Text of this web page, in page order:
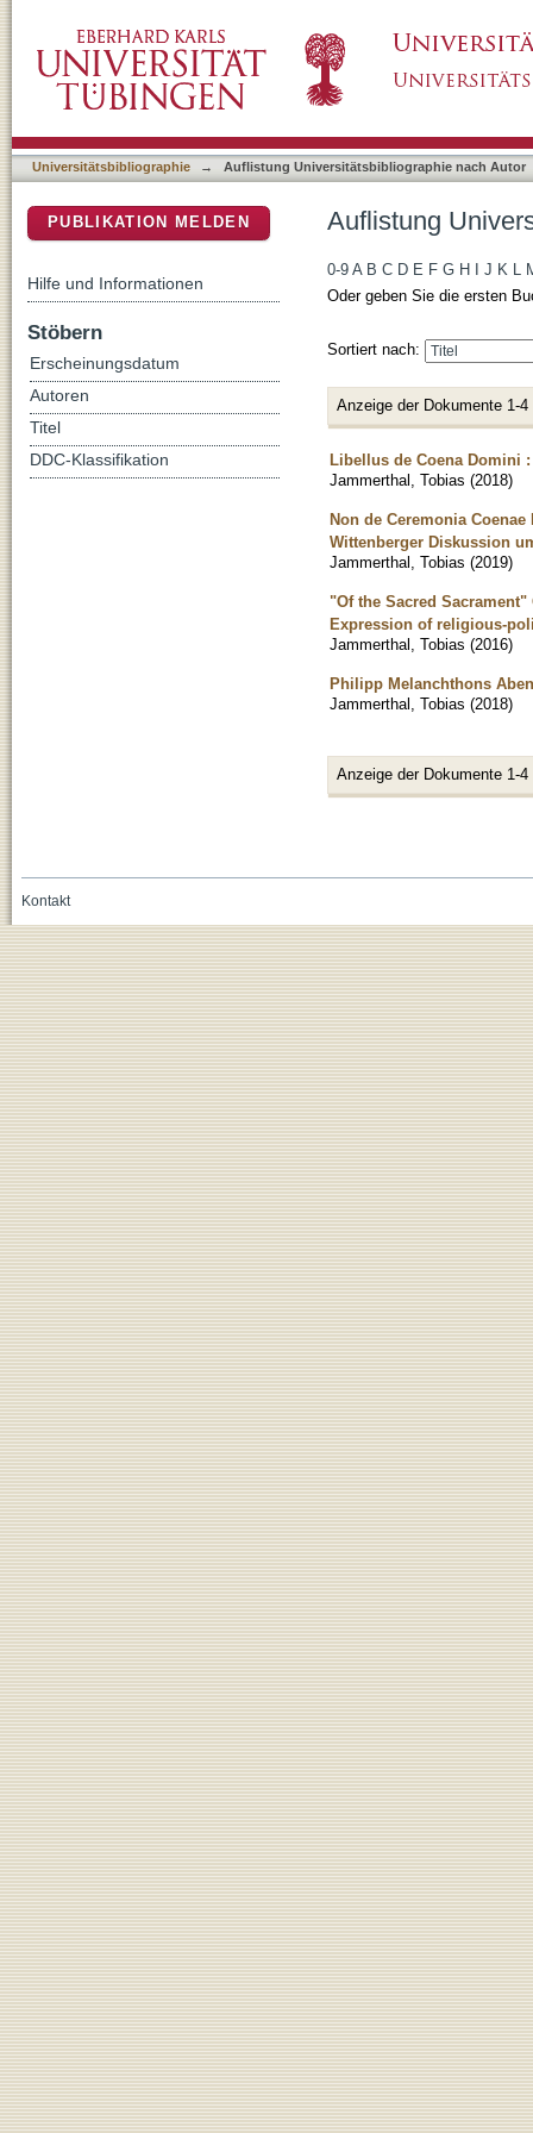
Universitätsbibliographie → Auflistung Universitätsbibliographie nach Autor
Auflistung
0-9 A B C D E F G H J K L
Oder geben Sie die ersten
Sortiert nach:
Anzeige der Dokumente 1-4
Libellus de Coena Domini
Jammerthal, Tobias (2018)
Non de Ceremonia
Wittenberger Diskussion
Jammerthal, Tobias (2019)
"Of the Sacred
Expression of religious-
Jammerthal, Tobias (2016)
Philipp Melanchthons
Jammerthal, Tobias (2018)
Anzeige der Dokumente 1-4
PUBLIKATION MELDEN
Hilfe und Informationen
Stöbern
Erscheinungsdatum
Autoren
Titel
DDC-Klassifikation
Kontakt